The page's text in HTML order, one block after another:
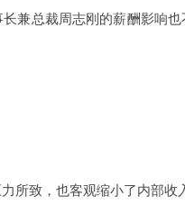
兼总裁周志刚的薪酬影响
所致，也客观缩小了内部收